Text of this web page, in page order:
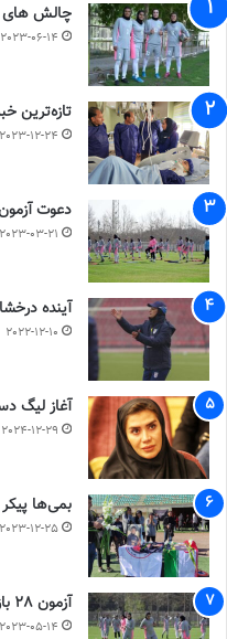
چالش هاى
2023-06-14
تازه‌ترین خبرها از
2023-12-24
دعوت آزمون از 30 بازیکن به
2023-03-21
آینده
2022-12-10
آغاز لیگ
2024-12-29
بمی‌ها
2023-12-25
آزمون 28 بازیکن را به اردو فرا خواند
2023-05-14